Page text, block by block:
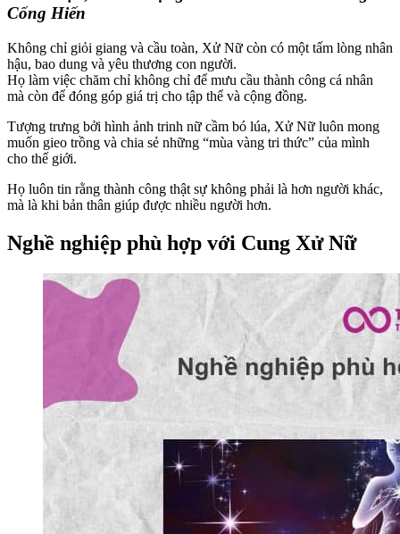
Cống Hiến
Không chỉ giỏi giang và cầu toàn, Xử Nữ còn có một tấm lòng nhân
hậu, bao dung và yêu thương con người.
Họ làm việc chăm chỉ không chỉ để mưu cầu thành công cá nhân
mà còn để đóng góp giá trị cho tập thể và cộng đồng.
Tượng trưng bởi hình ảnh trinh nữ cầm bó lúa, Xử Nữ luôn mong
muốn gieo trồng và chia sẻ những “mùa vàng tri thức” của mình
cho thế giới.
Họ luôn tin rằng thành công thật sự không phải là hơn người khác,
mà là khi bản thân giúp được nhiều người hơn.
Nghề nghiệp phù hợp với Cung Xử Nữ